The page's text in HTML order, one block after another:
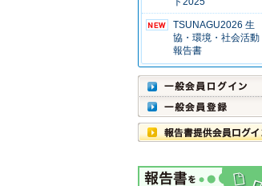
TSUNAGU2026 生
協・環境・社会活動
報告書